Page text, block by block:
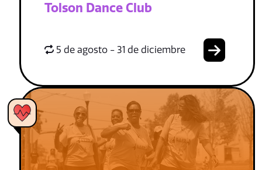
Tolson Dance Club
5 de agosto - 31 de diciembre